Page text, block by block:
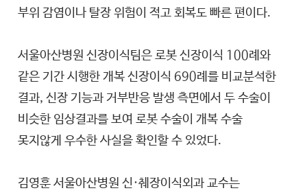
부위 감염이나 탈장 위험이 적고 회복도 빠른 편이다.
서울아산병원 신장이식팀은 로봇 신장이식 100례와
같은 기간 시행한 개복 신장이식 690례를 비교분석한
결과, 신장 기능과 거부반응 발생 측면에서 두 수술이
비슷한 임상결과를 보여 로봇 수술이 개복 수술
못지않게 우수한 사실을 확인할 수 있었다.
김영훈 서울아산병원 신·췌장이식외과 교수는